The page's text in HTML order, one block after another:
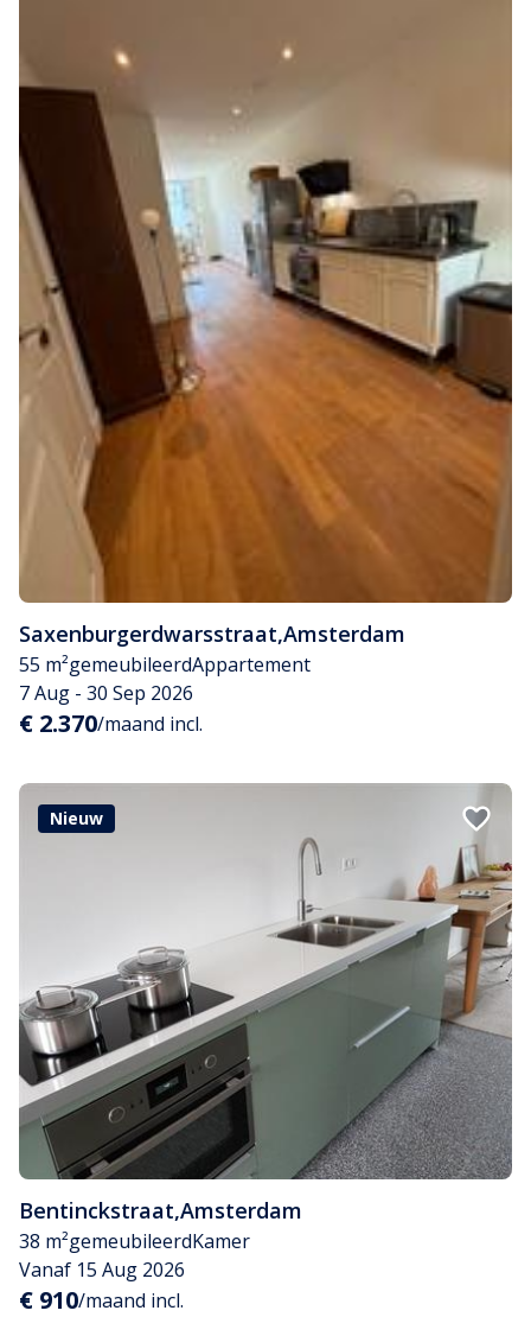
Saxenburgerdwarsstraat,Amsterdam
55 m²gemeubileerdAppartement
7 Aug - 30 Sep 2026
€ 2.370/maand incl.
Nieuw
Bentinckstraat,Amsterdam
38 m²gemeubileerdKamer
Vanaf 15 Aug 2026
€ 910/maand incl.